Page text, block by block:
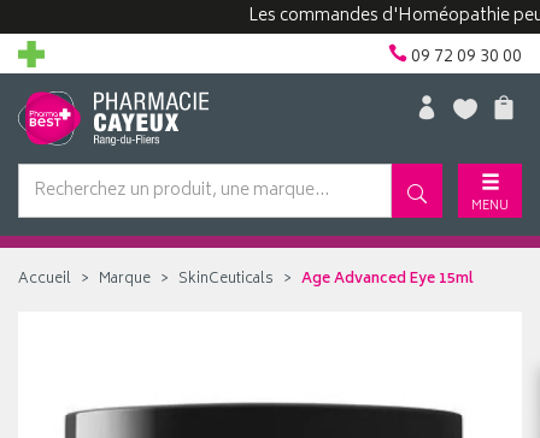
Les commandes d'Homéopathie
09 72 09 30 00
MENU
Accueil Marque SkinCeuticals Age Advanced Eye 15ml